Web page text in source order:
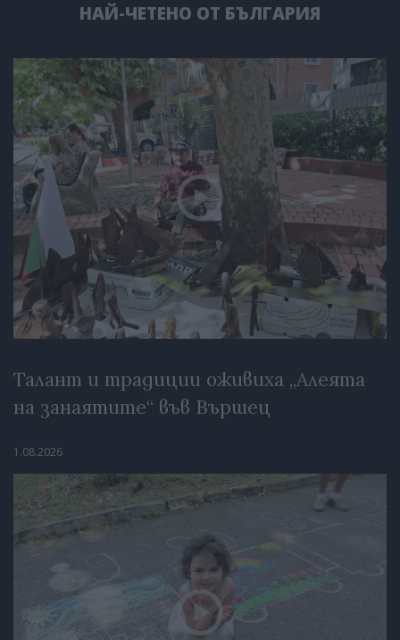
НАЙ-ЧЕТЕНО ОТ БЪЛГАРИЯ
Талант и традиции оживиха „Алеята
на занаятите“ във Вършец
1.08.2026